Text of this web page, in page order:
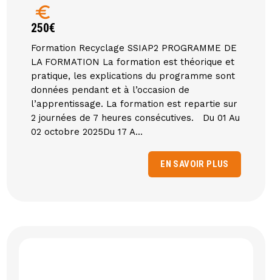
euro
250€
Formation Recyclage SSIAP2 PROGRAMME DE
LA FORMATION La formation est théorique et
pratique, les explications du programme sont
données pendant et à l’occasion de
l’apprentissage. La formation est repartie sur
2 journées de 7 heures consécutives. Du 01 Au
02 octobre 2025Du 17 A...
EN SAVOIR PLUS